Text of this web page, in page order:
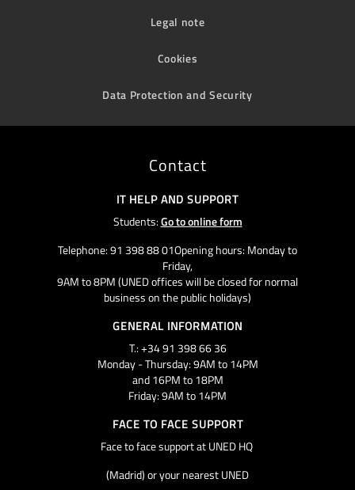
Legal note
Cookies
Data Protection and Security
Contact
IT HELP AND SUPPORT
Students:Go to online form
Telephone: 91 398 88 01Opening hours: Monday to
Friday,
9AM to 8PM (UNED offices will be closed for normal
business on the public holidays)
GENERAL INFORMATION
T.: +34 91 398 66 36
Monday - Thursday: 9AM to 14PM
and 16PM to 18PM
Friday: 9AM to 14PM
FACE TO FACE SUPPORT
Face to face support at UNED HQ
(Madrid) or your nearest UNED